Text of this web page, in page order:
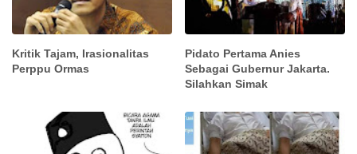
Kritik Tajam, Irasionalitas
Perppu Ormas
Pidato Pertama Anies
Sebagai Gubernur Jakarta.
Silahkan Simak